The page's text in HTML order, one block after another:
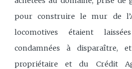
pour construire le mur de
locomotives étaient
condamnées à disparaître,
propriétaire et du Crédit